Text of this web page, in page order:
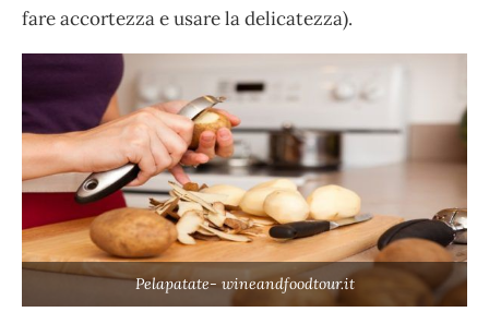
fare accortezza e usare la delicatezza).
Pelapatate- wineandfoodtour.it